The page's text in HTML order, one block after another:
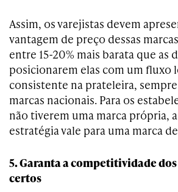
Assim, os varejistas devem
vantagem de preço dessas
entre 15-20% mais barata que as
posicionarem elas com um fluxo
consistente na prateleira,
marcas nacionais. Para os
não tiverem uma marca própria,
estratégia vale para uma marca
5. Garanta a competitividade
certos